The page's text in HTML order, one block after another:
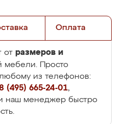
Оплата
от размеров и
мебели. Просто
из телефонов:
(495) 665-24-01,
наш менеджер быстро